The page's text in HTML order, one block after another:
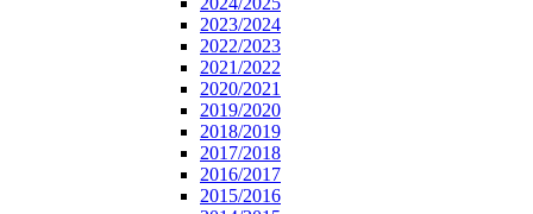
2023/2024
2022/2023
2021/2022
2020/2021
2019/2020
2018/2019
2017/2018
2016/2017
2015/2016